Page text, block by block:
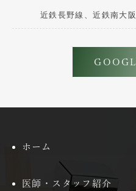
近鉄長野線、近鉄南大
ホーム
医師・スタッフ紹介